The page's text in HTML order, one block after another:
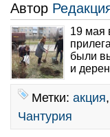
Автор
19 мая
были
и
Метки: акция,
Чантурия